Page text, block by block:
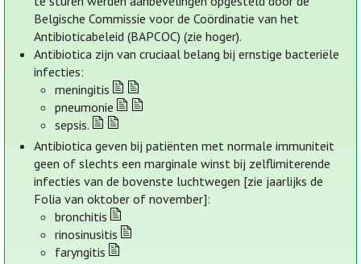
Belgische Commissie voor de Coördinatie van het
Antibioticabeleid (BAPCOC) (zie hoger).
Antibiotica zijn van cruciaal belang bij ernstige bacteriële
infecties:
meningitis
pneumonie
sepsis.
Antibiotica geven bij patiënten met normale immuniteit
geen of slechts een marginale winst bij zelflimiterende
infecties van de bovenste luchtwegen [zie jaarlijks de
Folia van oktober of november]:
bronchitis
rinosinusitis
faryngitis